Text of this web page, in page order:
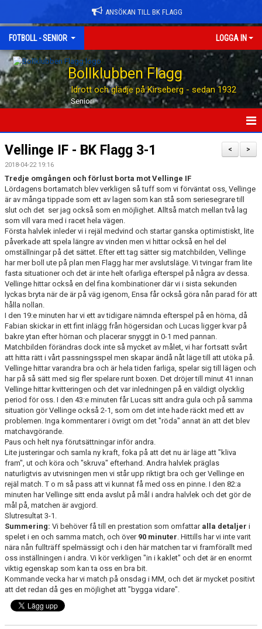
ANSÖKAN TILL BK FLAGG
FOTBOLL - SENIOR LOGGA IN
Bollklubben Flagg
Idrott och glädje på Kirseberg - sedan 1932
Senior
HEM
NYHETER
TABELLEN
KALENDER
MATCHER
TRUPPEN
NYFÖRVÄRV
SPELARRÅD
STATISTIK
MATCHREFERAT TIDIGARE ÅR
>
<
Vellinge IF - BK Flagg 3-1
2018-04-22 19:16
Tredje omgången och förlust borta mot Vellinge IF
Lördagens bortamatch blev verkligen så tuff som vi förväntat oss, Vellinge
är av många tippade som ett av lagen som kan stå som seriesegrare till
slut och det ser jag också som en möjlighet. Alltså match mellan två lag
som vill vara med i racet hela vägen.
Första halvlek inleder vi i rejäl medvind och startar ganska optimistiskt, lite
påverkade att spela längre av vinden men vi hittar också en hel del
omställningar på det sättet. Efter ett tag sätter sig matchbilden, Vellinge
har mer boll ute på plan men Flagg har mer avslutsläge. Vi tvingar fram lite
fasta situationer och det är inte helt ofarliga efterspel på några av dessa.
Vellinge hittar också en del fina kombinationer där vi i sista sekunden
lyckas bryta när de är på väg igenom, Ensa får också göra nån parad för att
hålla nollan.
I den 19:e minuten har vi ett av tidigare nämnda efterspel på en hörna, då
Fabian skickar in ett fint inlägg från högersidan och Lucas ligger kvar på
bakre ytan efter hörnan och placerar snyggt in 0-1 med pannan.
Matchbilden förändras dock inte så mycket av målet, vi har fortsatt svårt
att hitta rätt i vårt passningsspel men skapar ändå nåt läge till att utöka på.
Vellinge hittar varandra bra och är hela tiden farliga, spelar sig till lägen och
har på så sätt med sig fler spelare runt boxen. Det dröjer till minut 41 innan
Vellinge hittar kvitteringen och det var inledningen på en väldigt olycklig
period för oss. I den 43:e minuten får Lucas sitt andra gula och på samma
situation gör Vellinge också 2-1, som om det inte hade räckt med ett av
problemen. Inga kommentarer i övrigt om det "röda" annat än att det blev
matchavgörande.
Paus och helt nya förutsättningar inför andra.
Lite justeringar och samla ny kraft, foka på att det nu är läge att "kliva
fram", ut och köra och "skruva" efterhand. Andra halvlek präglas
naturligtvis av utvisningen men vi står upp riktigt bra och ger Vellinge en
rejäl match. T o m så pass att vi kunnat få med oss en pinne. I den 82:a
minuten har Vellinge sitt enda avslut på mål i andra halvlek och det gör de
mål på, matchen är avgjord.
Slutresultat 3-1.
Summering: Vi behöver få till en prestation som omfattar alla detaljer i
spelet i en och samma match, och över 90 minuter. Hittills har vi inte varit
nära nån fullträff spelmässigt och i den här matchen tar vi framförallt med
oss inställningen i andra. Vi kör verkligen "in i kaklet" och det är en enormt
viktig egenskap som kan ta oss en bra bit.
Kommande vecka har vi match på onsdag i MM, och det är mycket positivt
att det redan då ges en möjlighet att "bygga vidare".